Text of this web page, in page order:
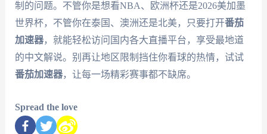
制的问题。不管你是想看NBA、欧洲杯还是2026美加墨
世界杯，不管你在泰国、澳洲还是北美，只要打开番茄
加速器，就能轻松访问国内各大直播平台，享受最地道
的中文解说。别再让地区限制挡住你看球的热情，试试
番茄加速器，让每一场精彩赛事都不缺席。
Spread the love